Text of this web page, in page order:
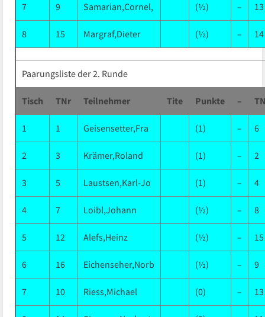
7 9 Samarian,Cornel, (½) – 13
8 15 Margraf,Dieter (½) – 14
Paarungsliste der 2. Runde
Tisch TNr Teilnehmer Tite Punkte –
1 1 Geisensetter,Fra (1) – 6
2 3 Krämer,Roland (1) – 2
3 5 Laustsen,Karl-Jo (1) – 4
4 7 Loibl,Johann (½) – 8
5 12 Alefs,Heinz (½) – 15
6 16 Eichenseher,Norb (½) – 9
7 10 Riess,Michael (0) – 13